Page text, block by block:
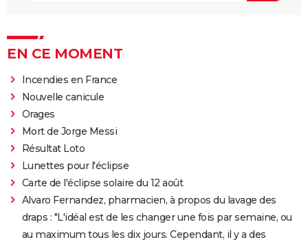
EN CE MOMENT
Incendies en France
Nouvelle canicule
Orages
Mort de Jorge Messi
Résultat Loto
Lunettes pour l'éclipse
Carte de l'éclipse solaire du 12 août
Alvaro Fernandez, pharmacien, à propos du lavage des
draps : "L'idéal est de les changer une fois par semaine, ou
au maximum tous les dix jours. Cependant, il y a des